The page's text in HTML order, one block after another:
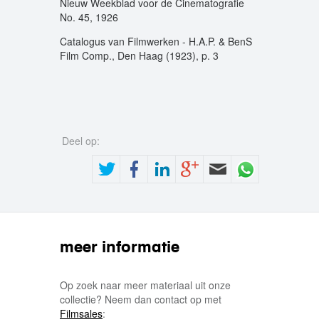
Nieuw Weekblad voor de Cinematografie
No. 45, 1926
Catalogus van Filmwerken - H.A.P. & BenS
Film Comp., Den Haag (1923), p. 3
Deel op:
meer informatie
Op zoek naar meer materiaal uit onze
collectie? Neem dan contact op met
Filmsales: